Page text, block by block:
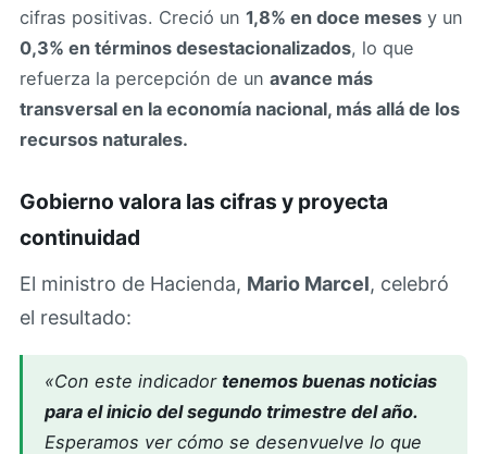
cifras positivas. Creció un 1,8% en doce meses y un
0,3% en términos desestacionalizados, lo que
refuerza la percepción de un avance más
transversal en la economía nacional, más allá de los
recursos naturales.
Gobierno valora las cifras y proyecta
continuidad
El ministro de Hacienda, Mario Marcel, celebró
el resultado:
«Con este indicador tenemos buenas noticias
para el inicio del segundo trimestre del año.
Esperamos ver cómo se desenvuelve lo que